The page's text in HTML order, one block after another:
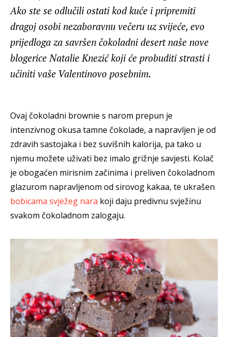
Ako ste se odlučili ostati kod kuće i pripremiti
dragoj osobi nezaboravnu večeru uz svijeće, evo
prijedloga za savršen čokoladni desert naše nove
blogerice Natalie Knezić koji će probuditi strasti i
učiniti vaše Valentinovo posebnim.
Ovaj čokoladni brownie s narom prepun je
intenzivnog okusa tamne čokolade, a napravljen je od
zdravih sastojaka i bez suvišnih kalorija, pa tako u
njemu možete uživati bez imalo grižnje savjesti. Kolač
je obogaćen mirisnim začinima i preliven čokoladnom
glazurom napravljenom od sirovog kakaa, te ukrašen
bobicama svježeg nara koji daju predivnu svježinu
svakom čokoladnom zalogaju.